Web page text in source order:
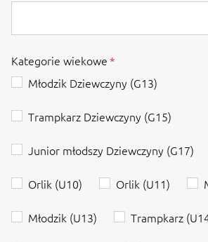
Kategorie wiekowe
Młodzik Dziewczyny (G13)
Trampkarz Dziewczyny (G15)
Junior młodszy Dziewczyny (G17)
Orlik (U10) Orlik (U11)
Młodzik (U13) Trampkarz